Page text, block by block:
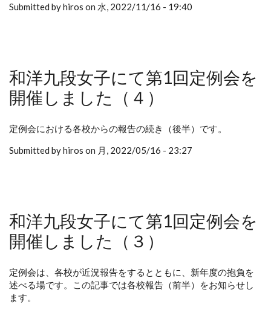
Submitted by hiros on 水, 2022/11/16 - 19:40
和洋九段女子にて第1回定例会を
開催しました（４）
定例会における各校からの報告の続き（後半）です。
Submitted by hiros on 月, 2022/05/16 - 23:27
和洋九段女子にて第1回定例会を
開催しました（３）
定例会は、各校が近況報告をするとともに、新年度の抱負を
述べる場です。この記事では各校報告（前半）をお知らせし
ます。